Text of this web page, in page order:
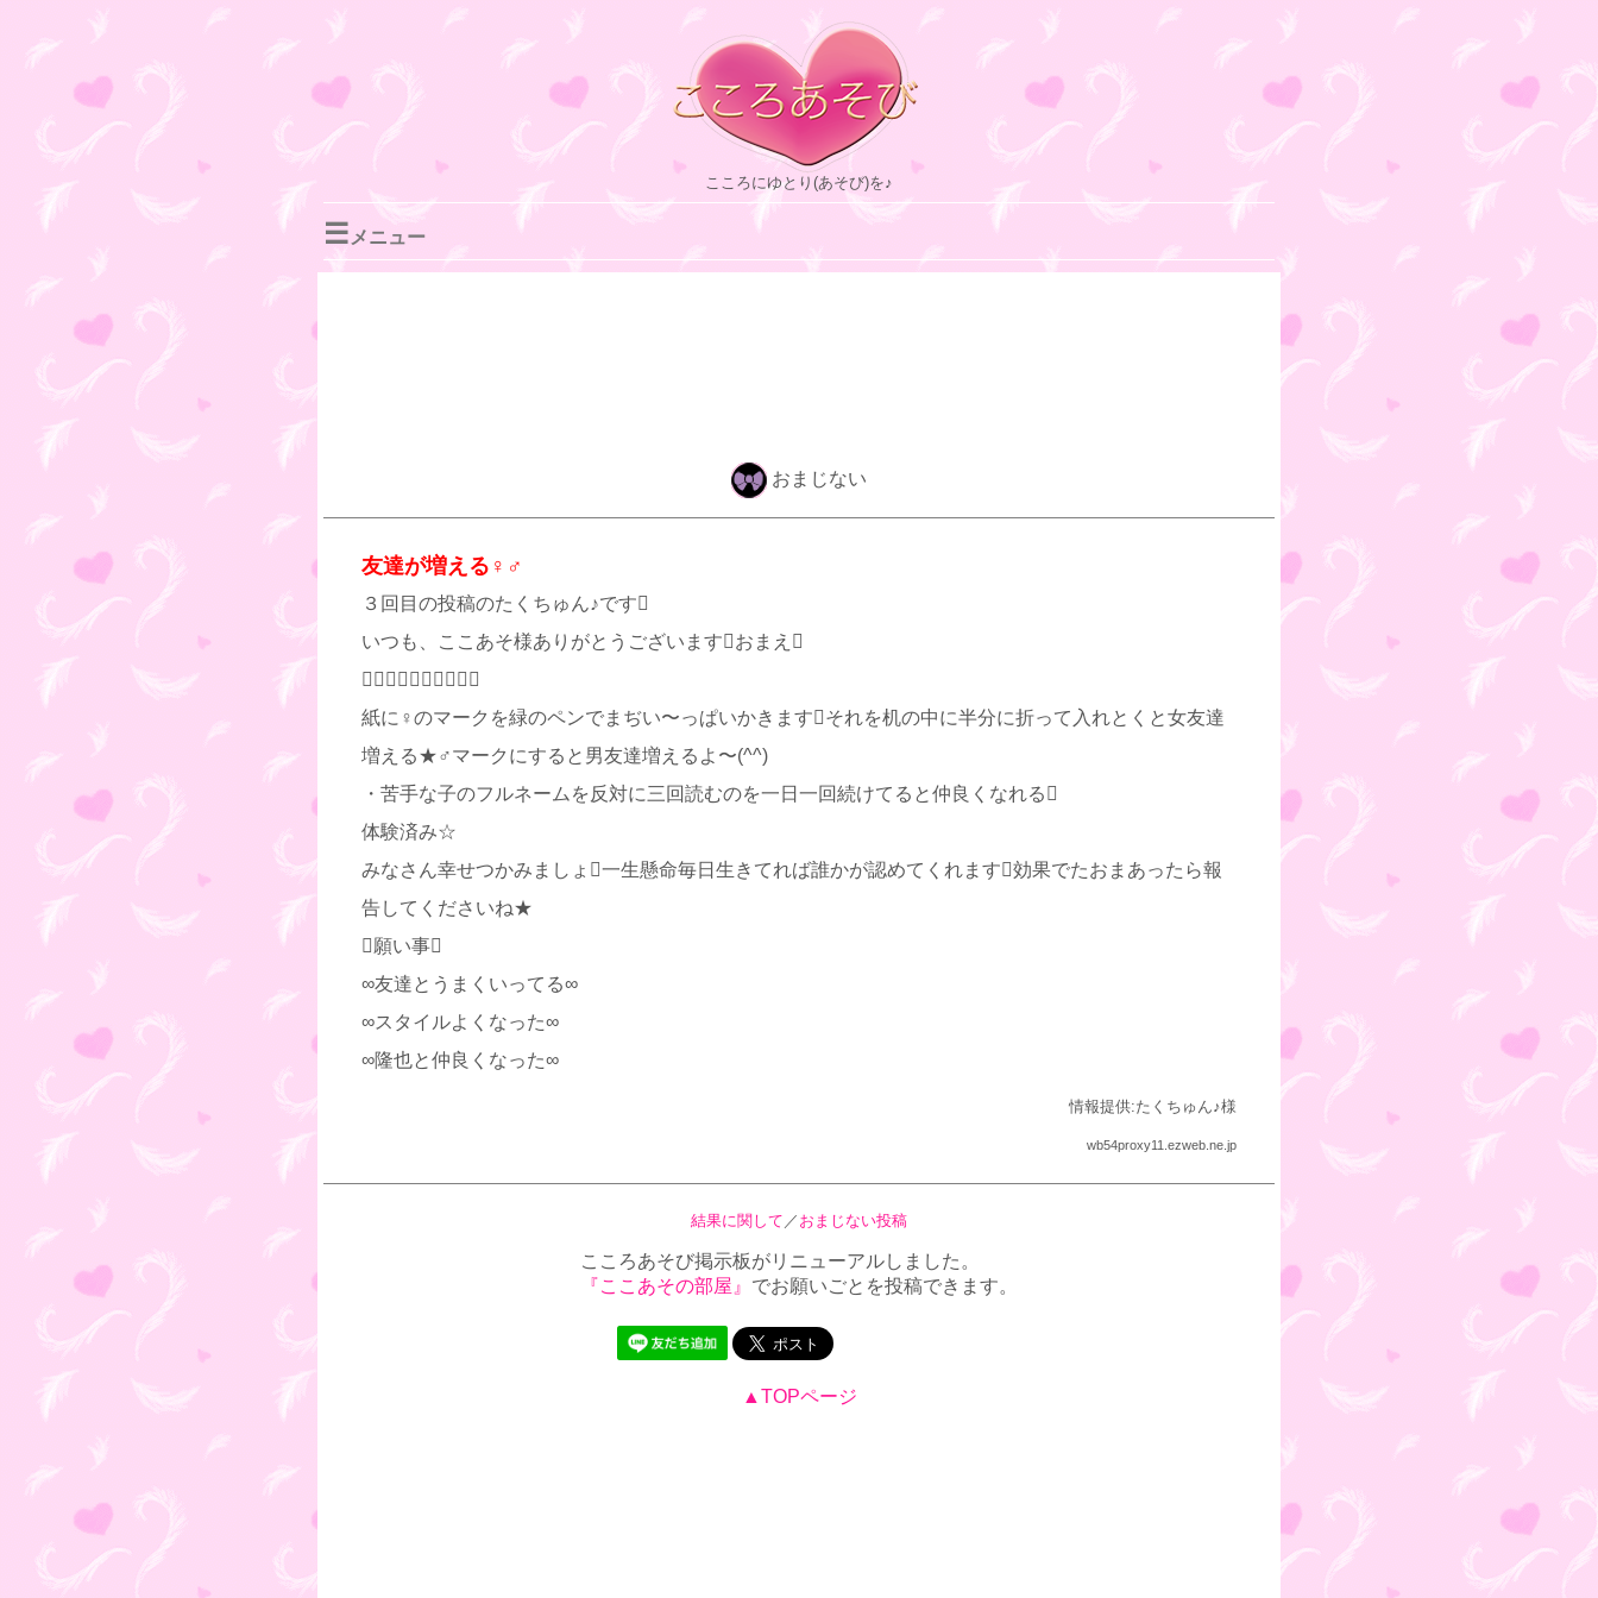
こころにゆとり(あそび)を♪
☰ メニュー
おまじない
友達が増える♀♂
３回目の投稿のたくちゅん♪です
いつも、ここあそ様ありがとうございますおまえ

紙に♀のマークを緑のペンでまぢい〜っぱいかきますそれを机の中に半分に折って入れとくと女友達
増える★♂マークにすると男友達増えるよ〜(^^)
・苦手な子のフルネームを反対に三回読むのを一日一回続けてると仲良くなれる
体験済み☆
みなさん幸せつかみましょ一生懸命毎日生きてれば誰かが認めてくれます効果でたおまあったら報
告してくださいね★
願い事
∞友達とうまくいってる∞
∞スタイルよくなった∞
∞隆也と仲良くなった∞
情報提供:たくちゅん♪様
wb54proxy11.ezweb.ne.jp
結果に関して ／ おまじない投稿
こころあそび掲示板がリニューアルしました。
『ここあその部屋』 でお願いごとを投稿できます。
▲TOPページ